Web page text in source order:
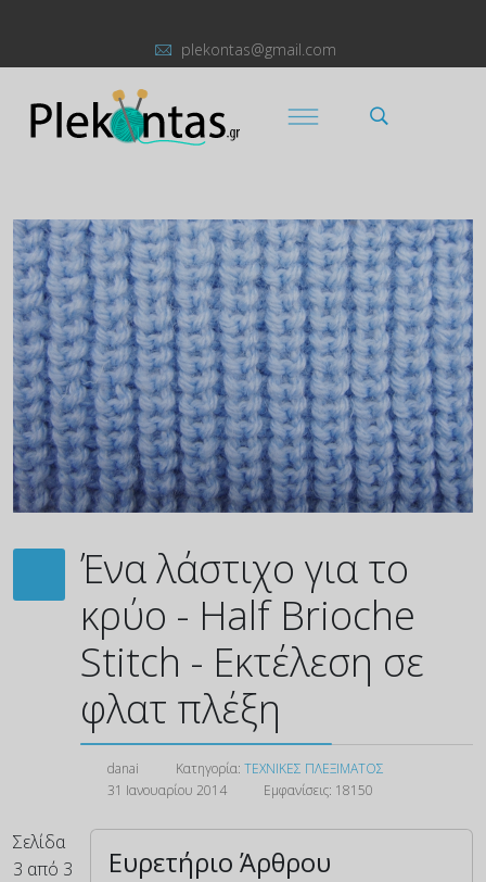
plekontas@gmail.com
Ένα λάστιχο για το
κρύο - Half Brioche
Stitch - Εκτέλεση σε
φλατ πλέξη
danai Κατηγορία: ΤΕΧΝΙΚΕΣ ΠΛΕΞΙΜΑΤΟΣ
31 Ιανουαρίου 2014
Εμφανίσεις: 18150
Ευρετήριο Άρθρου
Σελίδα
3 από 3